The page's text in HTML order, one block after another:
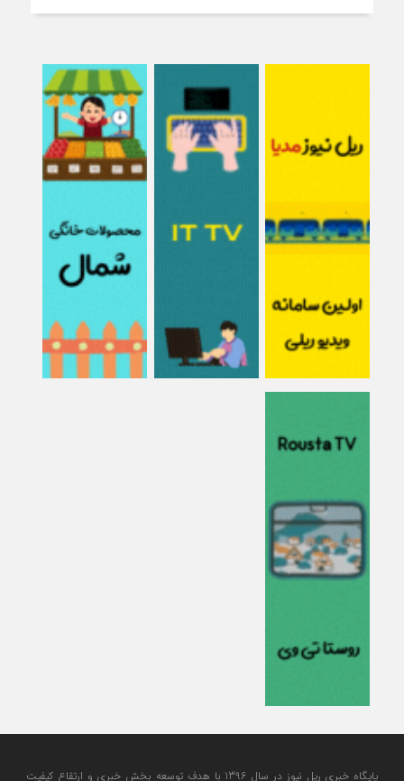
پایگاه خبری ریل نیوز در سال 1396 با هدف توسعه بخش خبری و ارتقاع کیفیت